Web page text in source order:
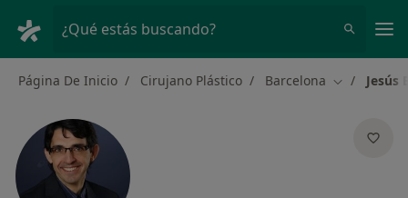
¿Qué estás buscando?
Página De Inicio Cirujano Plástico Barcelona Cambiar de
Jesús